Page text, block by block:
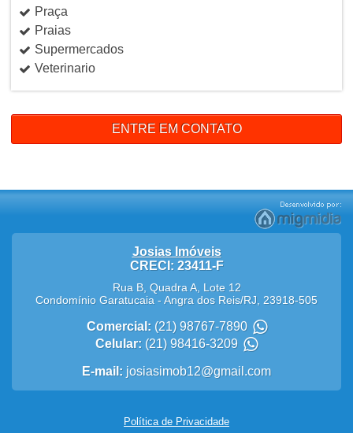
Praça
Praias
Supermercados
Veterinario
ENTRE EM CONTATO
Josias Imóveis
CRECI: 23411-F
Rua B, Quadra A, Lote 12
Condomínio Garatucaia -Angra dos Reis/RJ 23918-505
Comercial: (21) 98767-7890
Celular: (21) 98416-3209
E-mail: josiasimob12@gmail.com
Política de Privacidade